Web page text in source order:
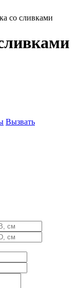
со сливками
Вызвать